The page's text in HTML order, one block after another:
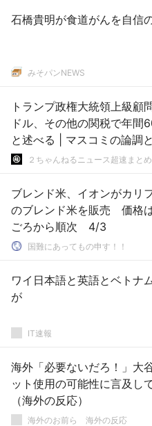
石橋貴明が食道がんを自信
みそパンNEWS
トランプ政権大統領上級顧
ドル、その他の関税で年
と述べる | マスコミの論調とかこういうスレで抜け落ちて
る視点がある
２ちゃんねるニュース超速まとめ
ブレンド米、イオンがカリ
のブレンド米を販売 価格
ごろから順次 4/3
国難にあってもの申す！！
ワイ日本語と英語とベトナ
が
IT速報
海外「必要ないだろ！」大
ット使用の可能性に言及し
（海外の反応）
海外のお前ら 海外の反応